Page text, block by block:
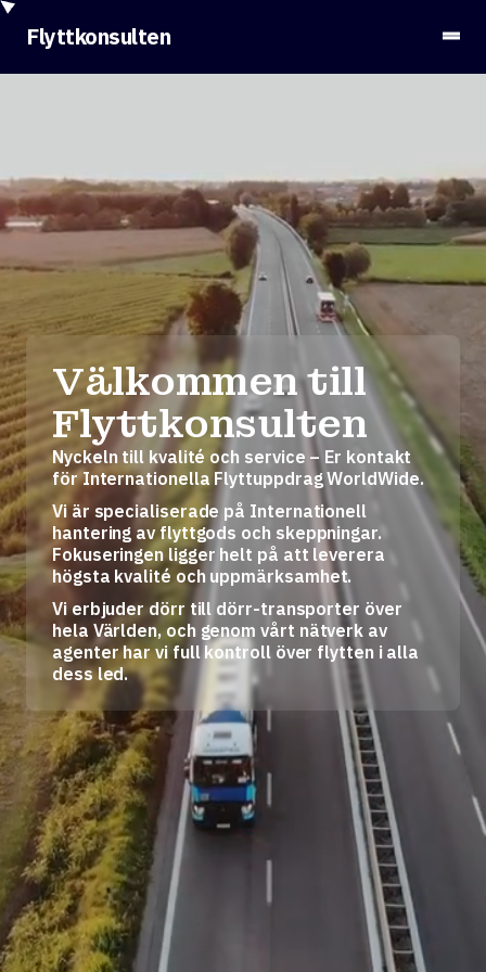
Flyttkonsulten
Välkommen till
Flyttkonsulten
Nyckeln till kvalité och service – Er kontakt
för Internationella Flyttuppdrag WorldWide.
Vi är specialiserade på Internationell
hantering av flyttgods och skeppningar.
Fokuseringen ligger helt på att leverera
högsta kvalité och uppmärksamhet.
Vi erbjuder dörr till dörr-transporter över
hela Världen, och genom vårt nätverk av
agenter har vi full kontroll över flytten i alla
dess led.